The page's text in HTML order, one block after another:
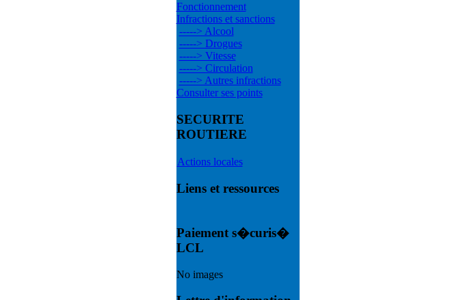
Fonctionnement
Infractions et sanctions
-----> Alcool
-----> Drogues
-----> Vitesse
-----> Circulation
-----> Autres infractions
Consulter ses points
SECURITE
ROUTIERE
Actions locales
Liens et ressources
Paiement s�curis�
LCL
No images